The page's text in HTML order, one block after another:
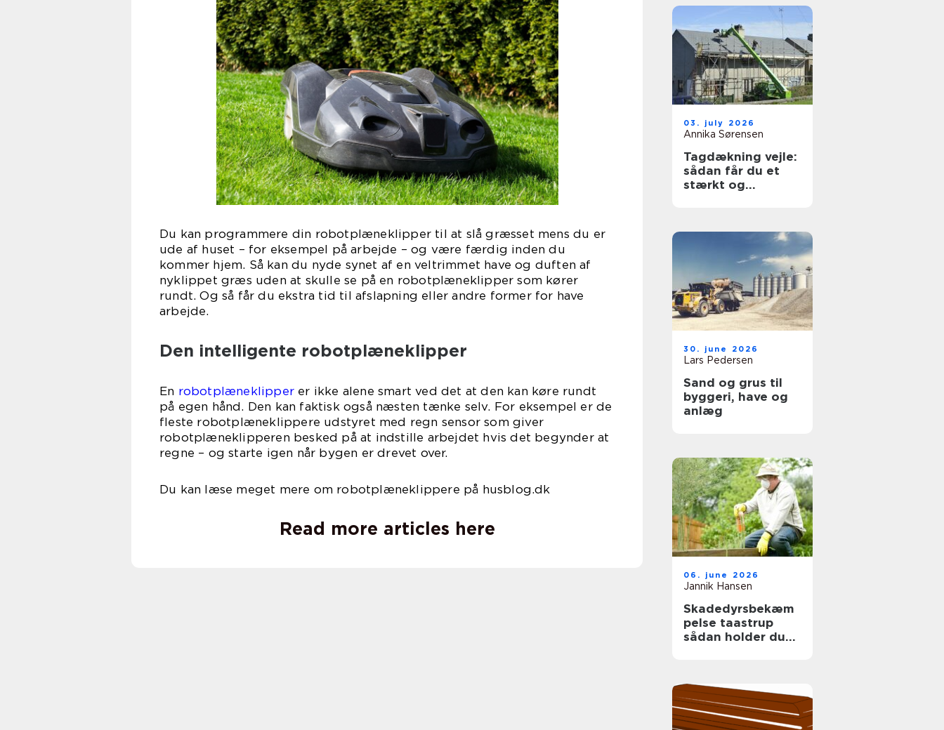
Du kan programmere din robotplæneklipper til at slå græsset mens du er
ude af huset – for eksempel på arbejde – og være færdig inden du
kommer hjem. Så kan du nyde synet af en veltrimmet have og duften af
nyklippet græs uden at skulle se på en robotplæneklipper som kører
rundt. Og så får du ekstra tid til afslapning eller andre former for have
arbejde.
Den intelligente robotplæneklipper
En robotplæneklipper er ikke alene smart ved det at den kan køre rundt
på egen hånd. Den kan faktisk også næsten tænke selv. For eksempel er de
fleste robotplæneklippere udstyret med regn sensor som giver
robotplæneklipperen besked på at indstille arbejdet hvis det begynder at
regne – og starte igen når bygen er drevet over.
Du kan læse meget mere om robotplæneklippere på husblog.dk
Read more articles here
03. july 2026
Annika Sørensen
Tagdækning vejle:
sådan får du et
stærkt og
30. june 2026
Lars Pedersen
Sand og grus til
byggeri, have og
anlæg
06. june 2026
Jannik Hansen
Skadedyrsbekæm
pelse taastrup
sådan holder du